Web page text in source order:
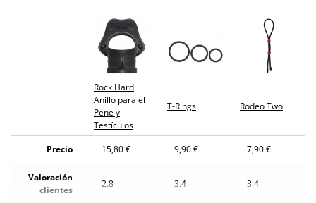
Rock Hard
Anillo para el
Pene y
Testículos
T-Rings Rodeo Two
Precio 15,80 € 9,90 € 7,90 €
Valoración
clientes
2.8 3.4 3.4